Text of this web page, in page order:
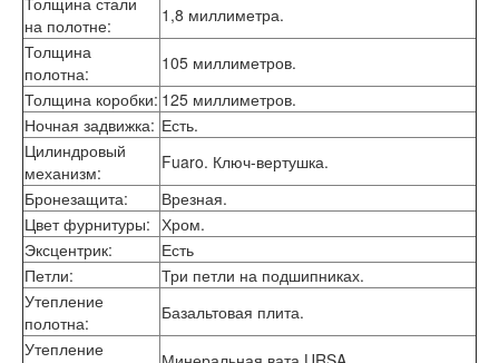
Интекрон Гектор
Интекрон Греция
Интекрон Италия
Интекрон Колизей
Интекрон Колизей Белый
Интекрон Неаполь
Интекрон Олимпия
Интекрон Премьера
Интекрон Профит
Интекрон Ронда
Интекрон Сицилия
Интекрон Спарта Белая
Интекрон Спарта Грей
Интекрон Тетра
Интекрон Фараон
на полотне:
1,8 миллиметра.
Толщина
полотна:
105 миллиметров.
Толщина коробки: 125 миллиметров.
Ночная задвижка: Есть.
Цилиндровый
механизм:
Fuaro. Ключ-вертушка.
Бронезащита:
Врезная.
Цвет фурнитуры: Хром.
Эксцентрик:
Есть
Петли:
Три петли на подшипниках.
Утепление
полотна:
Базальтовая плита.
Утепление